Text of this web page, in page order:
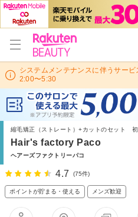
システムメンテナンスに伴うサー
2:00〜5:30
縮毛矯正（ストレート）+カットのセット
Hair's factory Paco
ヘアーズファクトリーパコ
4.7 (75件)
ポイントが貯まる・使える メンズ歓迎